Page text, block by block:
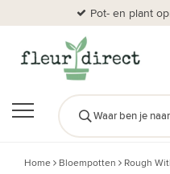
Pot- en plant
Home Bloempotten Rough